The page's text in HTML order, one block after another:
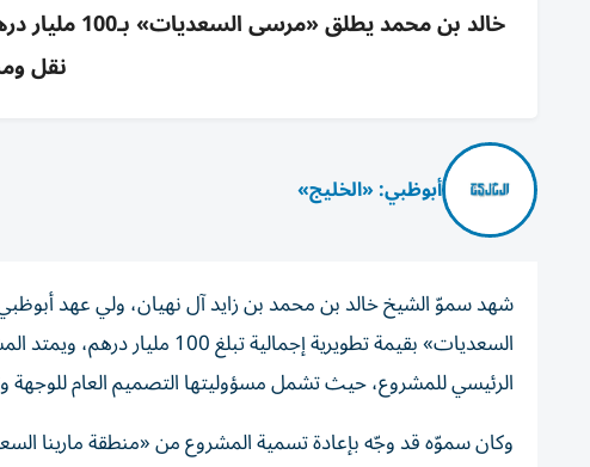
نقل
أبوظبي: «الخليج»
شهد سموّ الشيخ خالد بن محمد بن زايد آل نهيان، ولي عهد
الرئيسي للمشروع، حيث تشمل مسؤوليتها التصميم العام للوجهة
وكان سموّه قد وجّه بإعادة تسمية المشروع من «منطقة